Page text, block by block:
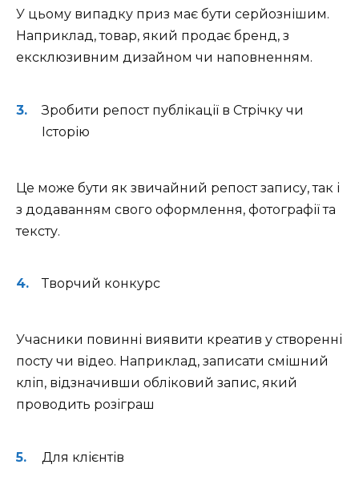
У цьому випадку приз має бути серйознішим.
Наприклад, товар, який продає бренд, з
ексклюзивним дизайном чи наповненням.
Зробити репост публікації в Стрічку чи
Історію
Це може бути як звичайний репост запису, так і
з додаванням свого оформлення, фотографії та
тексту.
Творчий конкурс
Учасники повинні виявити креатив у створенні
посту чи відео. Наприклад, записати смішний
кліп, відзначивши обліковий запис, який
проводить розіграш
Для клієнтів